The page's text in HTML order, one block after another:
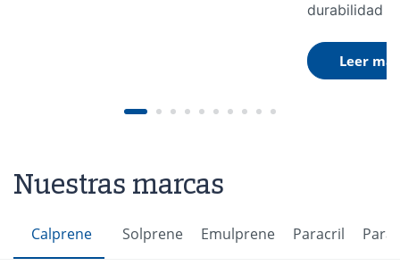
durabilidad
Leer más
Nuestras marcas
Calprene Solprene Emulprene Paracril